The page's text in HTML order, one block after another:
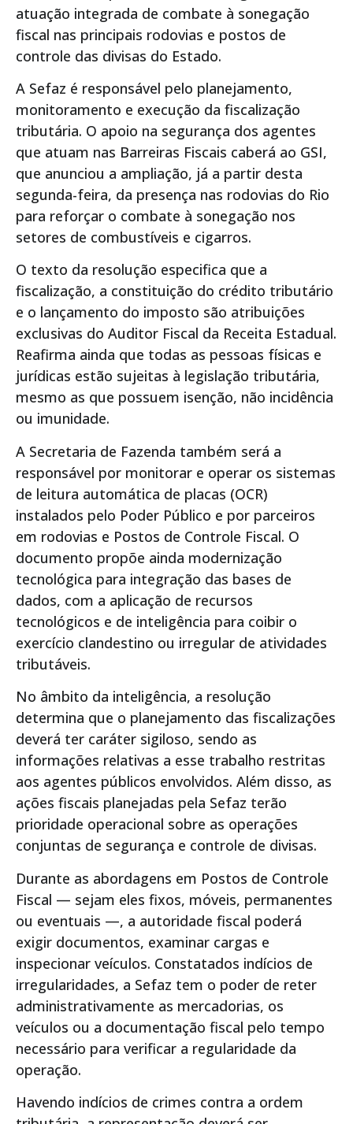
atuação integrada de combate à sonegação
fiscal nas principais rodovias e postos de
controle das divisas do Estado.
A Sefaz é responsável pelo planejamento,
monitoramento e execução da fiscalização
tributária. O apoio na segurança dos agentes
que atuam nas Barreiras Fiscais caberá ao GSI,
que anunciou a ampliação, já a partir desta
segunda-feira, da presença nas rodovias do Rio
para reforçar o combate à sonegação nos
setores de combustíveis e cigarros.
O texto da resolução especifica que a
fiscalização, a constituição do crédito tributário
e o lançamento do imposto são atribuições
exclusivas do Auditor Fiscal da Receita Estadual.
Reafirma ainda que todas as pessoas físicas e
jurídicas estão sujeitas à legislação tributária,
mesmo as que possuem isenção, não incidência
ou imunidade.
A Secretaria de Fazenda também será a
responsável por monitorar e operar os sistemas
de leitura automática de placas (OCR)
instalados pelo Poder Público e por parceiros
em rodovias e Postos de Controle Fiscal. O
documento propõe ainda modernização
tecnológica para integração das bases de
dados, com a aplicação de recursos
tecnológicos e de inteligência para coibir o
exercício clandestino ou irregular de atividades
tributáveis.
No âmbito da inteligência, a resolução
determina que o planejamento das fiscalizações
deverá ter caráter sigiloso, sendo as
informações relativas a esse trabalho restritas
aos agentes públicos envolvidos. Além disso, as
ações fiscais planejadas pela Sefaz terão
prioridade operacional sobre as operações
conjuntas de segurança e controle de divisas.
Durante as abordagens em Postos de Controle
Fiscal — sejam eles fixos, móveis, permanentes
ou eventuais —, a autoridade fiscal poderá
exigir documentos, examinar cargas e
inspecionar veículos. Constatados indícios de
irregularidades, a Sefaz tem o poder de reter
administrativamente as mercadorias, os
veículos ou a documentação fiscal pelo tempo
necessário para verificar a regularidade da
operação.
Havendo indícios de crimes contra a ordem